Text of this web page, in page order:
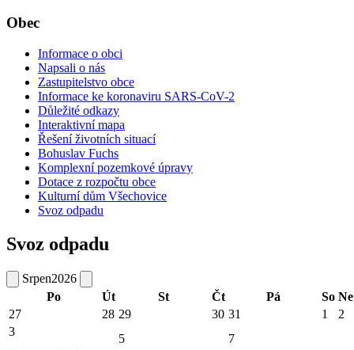
Obec
Informace o obci
Napsali o nás
Zastupitelstvo obce
Informace ke koronaviru SARS-CoV-2
Důležité odkazy
Interaktivní mapa
Řešení životních situací
Bohuslav Fuchs
Komplexní pozemkové úpravy
Dotace z rozpočtu obce
Kulturní dům Všechovice
Svoz odpadu
Svoz odpadu
Srpen2026
Po
Út St Čt Pá So Ne
27
28 29 30 31 1
2
3
5
7